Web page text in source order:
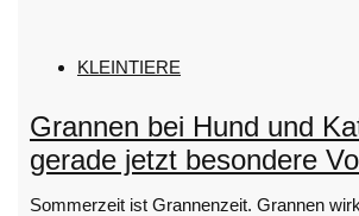
KLEINTIERE
Grannen bei Hund und
gerade jetzt besondere
Sommerzeit ist Grannenzeit. Grannen